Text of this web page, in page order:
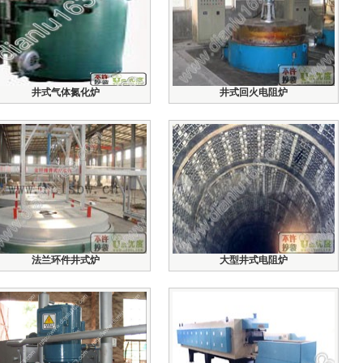
井式气体氮化炉 井式回火电阻炉
法兰环件井式炉 大型井式电阻炉